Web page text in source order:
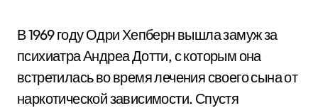
В 1969 году Одри Хепберн вышла замуж за
психиатра Андреа Дотти, с которым она
встретилась во время лечения своего сына от
наркотической зависимости. Спустя